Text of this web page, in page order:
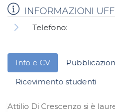
INFORMAZIONI
Telefono:
Info e CV
Ricevimento studenti
Attilio Di Crescenzo si è